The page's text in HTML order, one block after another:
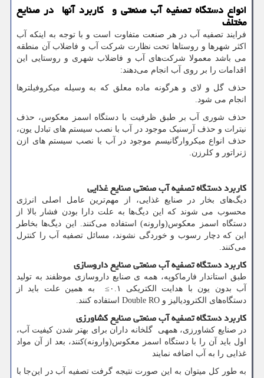
انواع دستگاه تصفیه آب صنعتی و کاربرد آنها در صنایع
مختلف
فرایند تصفیه آب در هر صنعت متفاوت است و با توجه به اینکه آب
اکثر شهرها و روستاها تحت نظارت شرکت آب و فاضلاب آن منطقه
می باشد معمولا شرکت‌های آب و فاضلاب شهری و روستایی این
اقدامات را بر روی آب انجام می‌دهند:
حذف گل ‌و لای و هرگونه ماده معلق که به وسیله میکروفیلترها
انجام می شود.
حذف شوری آب بر طبق ظرفیت با دستگاه اسمز معکوس، حذف
نیترات و حذف آرسنیک موجود در آب با نصب سیستم های تبادل یون،
حذف انواع میکروارگانیسم‌ موجود در آب با نصب سیستم های ازن
ژنراتور و کلرزن.
کاربرد دستگاه تصفیه آب صنعتی صنایع غذایی
دیگ‌های بخار در صنایع غذایی، از مهم‌ترین عامل اصلی انرژی
محسوب می شوند که این دیگ‌ها به علت دارا بودن فشار بالا از
دستگاه اسمز معکوس(وارونه) استفاده می‌کنند. این دیگ‌ها بخاطر
این ‌که دچار رسوب و خوردگی نشوند، مسائل تصفیه آب را کنترل
می‌کنند.
کاربرد دستگاه تصفیه آب صنعتی صنایع داروسازی
طبق استاندار فارماکوپه، همه ی صنایع داروسازی موظفند به تولید
آب بدون یون با هدایت الکتریکی ۰.۱≥ به همین علت باید از
دستگاه‌های الکترودیالیز و Double RO استفاده کنند.
کاربرد دستگاه تصفیه آب صنعتی صنایع کشاورزی
در صنایع کشاورزی، همهی گلخانه‌ داران برای بهتر شدن کیفیت آب،
اول باید آن را با دستگاه اسمز معکوس(وارونه)کنند، بعد از آن مواد
غذایی را به آب اضافه نمایند
به طور کل میتوان به این صورت نتیجه گرفت تصفیه آب در این‌جا با